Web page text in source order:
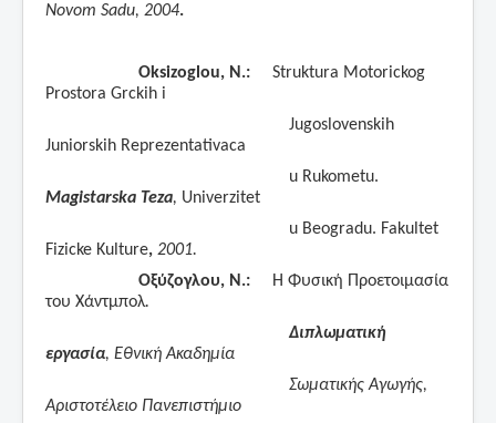
Novom Sadu, 2004.
Oksizoglou, N.: Struktura Motorickog
Prostora Grckih i
Jugoslovenskih
Juniorskih Reprezentativaca
u Rukometu.
Magistarska Teza, Univerzitet
u Beogradu. Fakultet
Fizicke Kulture, 2001.
Οξύζογλου, Ν.: Η Φυσική Προετοιμασία
του Χάντμπολ.
Διπλωματική
εργασία, Εθνική Ακαδημία
Σωματικής Αγωγής,
Αριστοτέλειο Πανεπιστήμιο